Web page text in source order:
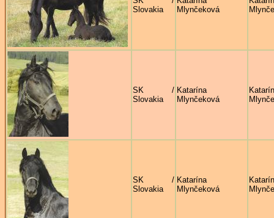
Slovakia
Mlynčeková
SK /
Slovakia
Katarína
Mlynčeková
SK /
Slovakia
Katarína
Mlynčeková